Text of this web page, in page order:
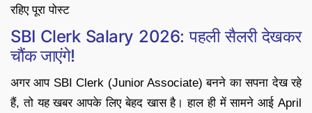
रहिए पूरा पोस्ट
SBI Clerk Salary 2026: पहली सैलरी देखकर
चौंक जाएंगे!
अगर आप SBI Clerk (Junior Associate) बनने का सपना देख रहे
हैं, तो यह खबर आपके लिए बेहद खास है। हाल ही में सामने आई April